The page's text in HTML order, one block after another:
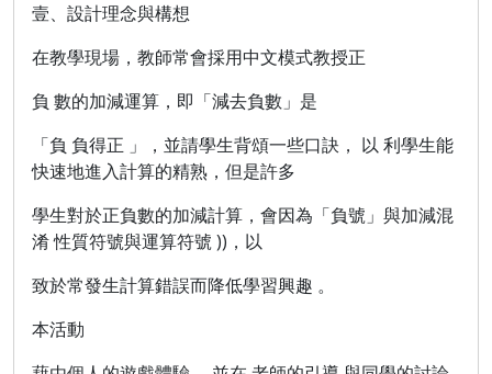
壹、設計理念與構想
在教學現場，教師常會採用中文模式教授正
負 數的加減運算，即「減去負數」是
「負 負得正 」，並請學生背頌一些口訣， 以 利學生能
快速地進入計算的精熟，但是許多
學生對於正負數的加減計算，會因為「負號」與加減混
淆 性質符號與運算符號 ))，以
致於常發生計算錯誤而降低學習興趣 。
本活動